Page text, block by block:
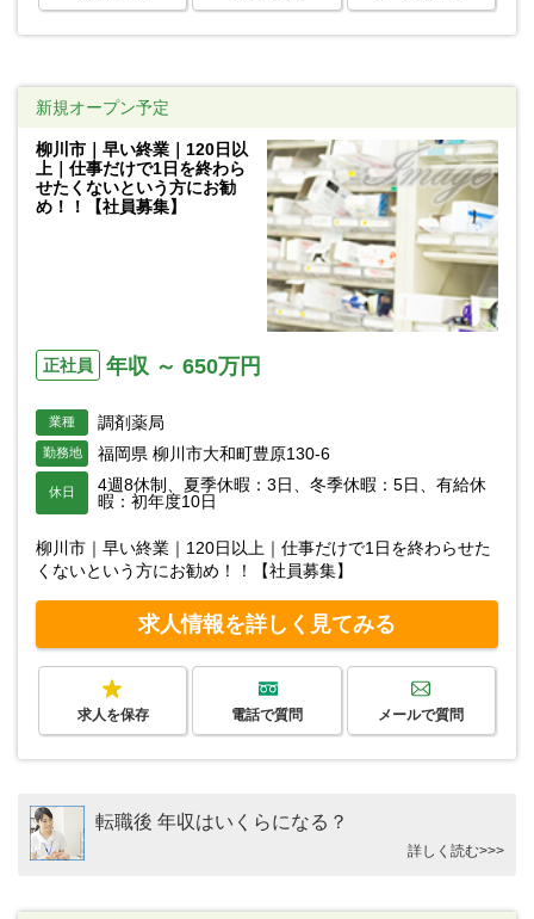
新規オープン予定
柳川市｜早い終業｜120日以
上｜仕事だけで1日を終わら
せたくないという方にお勧
め！！【社員募集】
正社員 年収 ～ 650万円
業種 調剤薬局
勤務地 福岡県 柳川市大和町豊原130-6
休日
4週8休制、夏季休暇：3日、冬季休暇：5日、有給休
暇：初年度10日
柳川市｜早い終業｜120日以上｜仕事だけで1日を終わらせた
くないという方にお勧め！！【社員募集】
求人情報を詳しく見てみる
求人を保存 電話で質問 メールで質問
転職後 年収はいくらになる？
詳しく読む>>>